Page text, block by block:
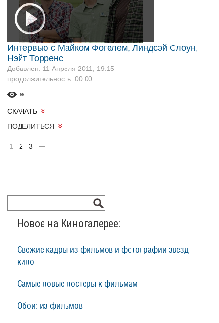
Интервью с Майком Фогелем, Линдсэй Слоун,
Нэйт Торренс
Добавлен: 11 Апреля 2011, 19:15
продолжительность: 00:00
66
СКАЧАТЬ
ПОДЕЛИТЬСЯ
1 2 3
Новое на Киногалерее:
Свежие кадры из фильмов и фотографии звезд
кино
Самые новые постеры к фильмам
Обои: из фильмов